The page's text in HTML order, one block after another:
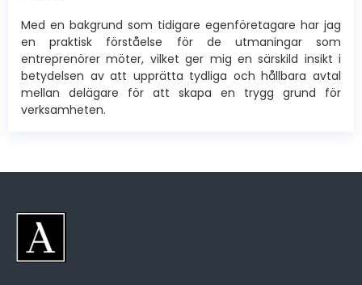
Med en bakgrund som tidigare egenföretagare har jag
en praktisk förståelse för de utmaningar som
entreprenörer möter, vilket ger mig en särskild insikt i
betydelsen av att upprätta tydliga och hållbara avtal
mellan delägare för att skapa en trygg grund för
verksamheten.